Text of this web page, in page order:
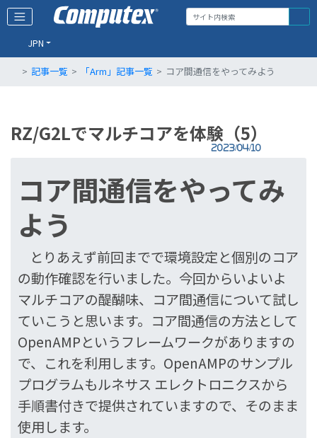
JPN
記事一覧 「Arm」記事一覧 コア間通信をやってみよう
RZ/G2Lでマルチコアを体験（5）
2023/04/10
コア間通信をやってみ
よう
とりあえず前回までで環境設定と個別のコア
の動作確認を行いました。今回からいよいよ
マルチコアの醍醐味、コア間通信について試し
ていこうと思います。コア間通信の方法として
OpenAMPというフレームワークがありますの
で、これを利用します。OpenAMPのサンプル
プログラムもルネサス エレクトロニクスから
手順書付きで提供されていますので、そのまま
使用します。